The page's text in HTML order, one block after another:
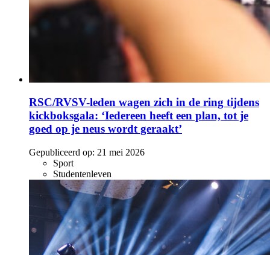
RSC/RVSV-leden wagen zich in de ring tijdens
kickboksgala: ‘Iedereen heeft een plan, tot je
goed op je neus wordt geraakt’
Gepubliceerd op: 21 mei 2026
Sport
Studentenleven